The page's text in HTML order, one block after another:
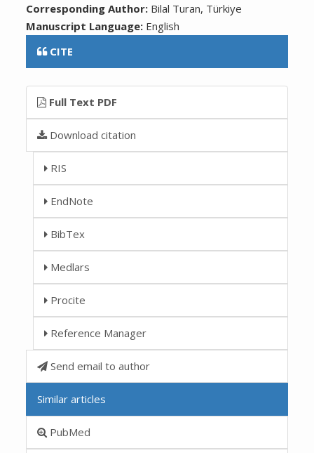
Corresponding Author: Bilal Turan, Türkiye
Manuscript Language: English
CITE
Full Text PDF
Download citation
RIS
EndNote
BibTex
Medlars
Procite
Reference Manager
Send email to author
Similar articles
PubMed